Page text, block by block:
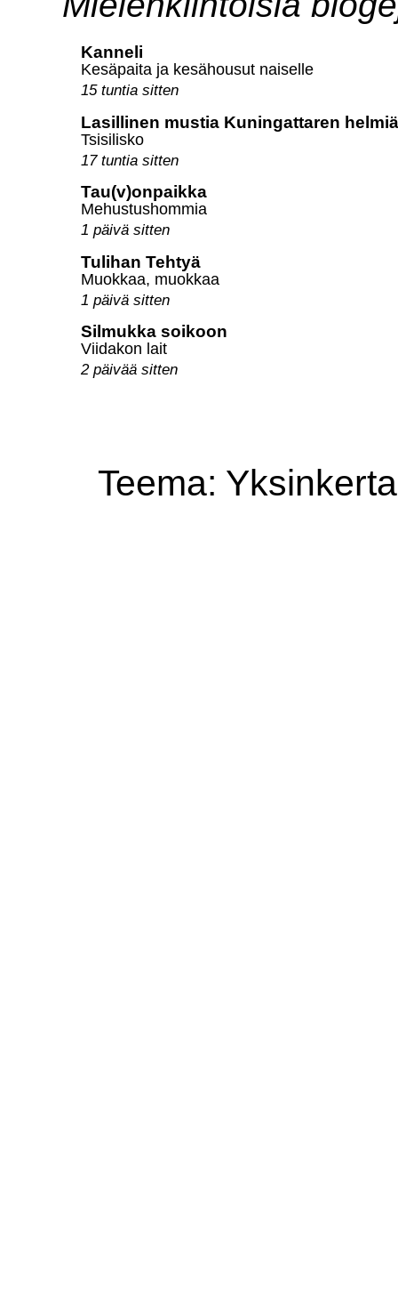
Kanneli
Kesäpaita ja kesähousut naiselle
15 tuntia sitten
Lasillinen mustia Kuningattaren helmiä
Tsisilisko
17 tuntia sitten
Tau(v)onpaikka
Mehustushommia
1 päivä sitten
Tulihan Tehtyä
Muokkaa, muokkaa
1 päivä sitten
Silmukka soikoon
Viidakon lait
2 päivää sitten
Teema: